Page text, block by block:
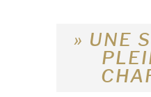
» UNE